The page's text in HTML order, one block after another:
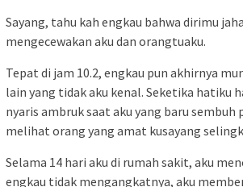
Sayang, tahu kah engkau bahwa dirimu
mengecewakan aku dan orangtuaku.
Tepat di jam 10.2, engkau pun akhirnya
lain yang tidak aku kenal. Seketika hatiku
nyaris ambruk saat aku yang baru sembuh
melihat orang yang amat kusayang
Selama 14 hari aku di rumah sakit, aku
engkau tidak mengangkatnya, aku